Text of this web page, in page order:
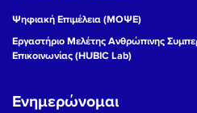
Ψηφιακή Επιμέλεια (ΜΟΨΕ)
Εργαστήριο Μελέτης Ανθρώπινης
Επικοινωνίας (HUBIC Lab)
Ενημερώνομαι